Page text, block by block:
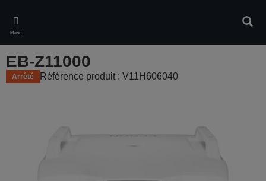
main
content
Menu
EB-Z11000
Arrêté Référence produit : V11H606040